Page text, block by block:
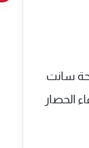
سانت
الحصار